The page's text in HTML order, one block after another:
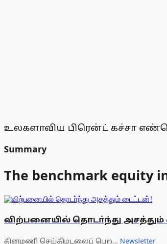
உலகளாவிய பிரென்ட் கச்சா
Summary
The benchmark equity
விற்பனையில் தொடா்ந்து
தினமணி செய்திமடலைப் பெற... Newsletter